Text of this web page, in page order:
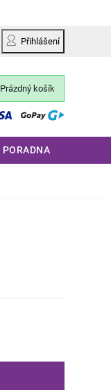
Přihlášení
Nákupní
košík
Prázdný košík
PORADNA